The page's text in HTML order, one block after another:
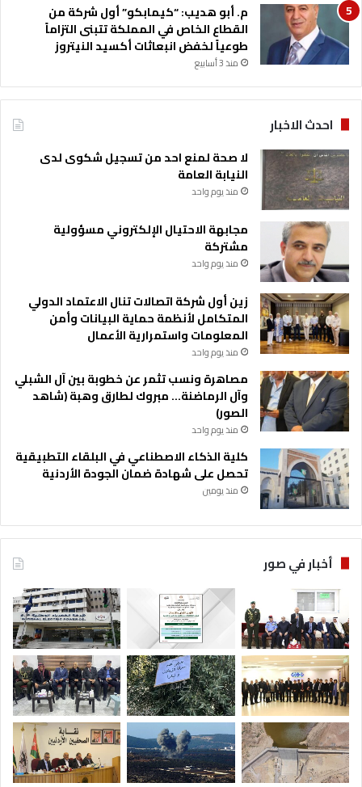
م. أبو هديب: “كيمابكو” أول شركة من
القطاع الخاص في المملكة تتبنى التزاماً
طوعياً لخفض انبعاثات أكسيد النيتروز
منذ 3 أسابيع
احدث الاخبار
لا صحة لمنع احد من تسجيل شكوى لدى
النيابة العامة
منذ يوم واحد
مجابهة الاحتيال الإلكتروني مسؤولية
مشتركة
منذ يوم واحد
زين أول شركة اتصالات تنال الاعتماد الدولي
المتكامل لأنظمة حماية البيانات وأمن
المعلومات واستمرارية الأعمال
منذ يوم واحد
مصاهرة ونسب تثمر عن خطوبة بين آل الشبلي
وآل الرماضنة… مبروك لطارق وهبة (شاهد
الصور)
منذ يوم واحد
كلية الذكاء الاصطناعي في البلقاء التطبيقية
تحصل على شهادة ضمان الجودة الأردنية
منذ يومين
أخبار في صور